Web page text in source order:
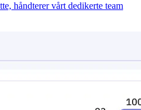
håndterer vårt dedikerte team